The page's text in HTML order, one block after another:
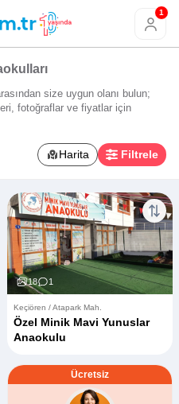
1
size uygun olanı bulun;
fotoğraflar ve fiyatlar için
Harita Filtrele
18 1
Keçiören / Atapark Mah.
Özel Minik Mavi Yunuslar
Anaokulu
Ücretsiz